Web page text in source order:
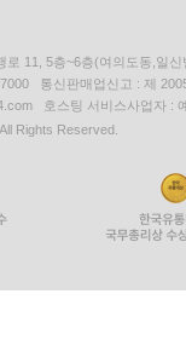
로 11, 5층~6층(여의도동,일신
통신판매업신고 : 제
호스팅 서비스사업자 :
Rights Reserved.